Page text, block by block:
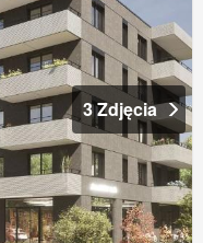
3 Zdjęcia